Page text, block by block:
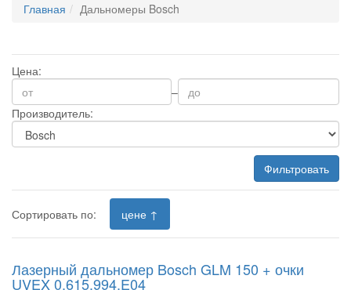
Главная Дальномеры Bosch
Цена:
–
Производитель:
Фильтровать
Сортировать по: цене ↑
Лазерный дальномер Bosch GLM 150 + очки
UVEX 0.615.994.E04